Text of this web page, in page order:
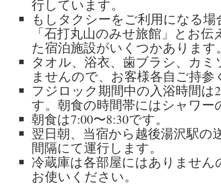
行しています。
もしタクシーをご利用になる
「石打丸山のみせ旅館」とお
た宿泊施設がいくつかあります
タオル、浴衣、歯ブラシ、カ
ませんので、お客様各自ご持参
フジロック期間中の入浴時間は
す。朝食の時間帯にはシャワ
朝食は7:00〜8:30です。
翌日朝、当宿から越後湯沢駅の
間隔にて運行します。
冷蔵庫は各部屋にはありませ
お使いください。